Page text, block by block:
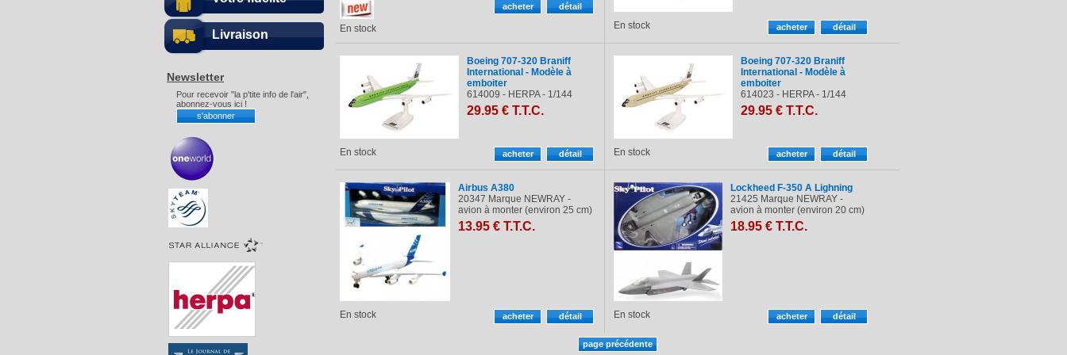
Livraison
Newsletter
Pour recevoir "la p'tite info de l'air",
abonnez-vous ici !
En stock En stock
Boeing 707-320 Braniff
International - Modèle à
emboiter
614009 - HERPA - 1/144
29.95 € T.T.C.
En stock
Boeing 707-320 Braniff
International - Modèle à
emboiter
614023 - HERPA - 1/144
29.95 € T.T.C.
En stock
Airbus A380
20347 Marque NEWRAY -
avion à monter (environ 25 cm)
13.95 € T.T.C.
En stock
Lockheed F-350 A Lighning
21425 Marque NEWRAY -
avion à monter (environ 20 cm)
18.95 € T.T.C.
En stock